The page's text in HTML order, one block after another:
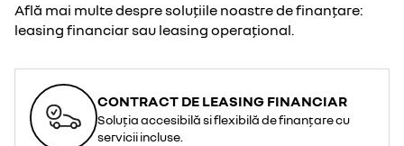
Află mai multe despre soluțiile noastre de finanțare:
leasing financiar sau leasing operațional.
CONTRACT DE LEASING FINANCIAR
Soluția accesibilă si flexibilă de finanțare cu
servicii incluse.